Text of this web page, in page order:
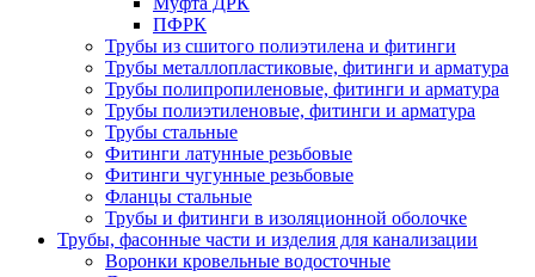
ПФРК
Трубы из сшитого полиэтилена и фитинги
Трубы металлопластиковые, фитинги и арматура
Трубы полипропиленовые, фитинги и арматура
Трубы полиэтиленовые, фитинги и арматура
Трубы стальные
Фитинги латунные резьбовые
Фитинги чугунные резьбовые
Фланцы стальные
Трубы и фитинги в изоляционной оболочке
Трубы, фасонные части и изделия для канализации
Воронки кровельные водосточные